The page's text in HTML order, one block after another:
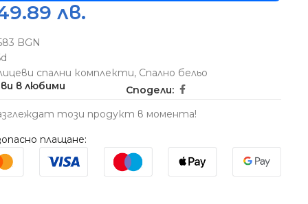
лв.
BGN
спални комплекти, Спално бельо
в любими
Сподели:
този продукт в момента!
плащане: